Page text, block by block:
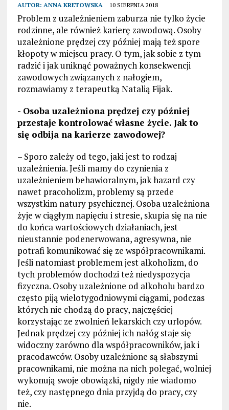
AUTOR: ANNA KRETOWSKA 10 SIERPNIA 2018
Problem z uzależnieniem zaburza nie tylko życie
rodzinne, ale również karierę zawodową. Osoby
uzależnione prędzej czy później mają też spore
kłopoty w miejscu pracy. O tym, jak sobie z tym
radzić i jak uniknąć poważnych konsekwencji
zawodowych związanych z nałogiem,
rozmawiamy z terapeutką Natalią Fijak.
- Osoba uzależniona prędzej czy później
przestaje kontrolować własne życie. Jak to
się odbija na karierze zawodowej?
– Sporo zależy od tego, jaki jest to rodzaj
uzależnienia. Jeśli mamy do czynienia z
uzależnieniem behawioralnym, jak hazard czy
nawet pracoholizm, problemy są przede
wszystkim natury psychicznej. Osoba uzależniona
żyje w ciągłym napięciu i stresie, skupia się na nie
do końca wartościowych działaniach, jest
nieustannie podenerwowana, agresywna, nie
potrafi komunikować się ze współpracownikami.
Jeśli natomiast problemem jest alkoholizm, do
tych problemów dochodzi też niedyspozycja
fizyczna. Osoby uzależnione od alkoholu bardzo
często piją wielotygodniowymi ciągami, podczas
których nie chodzą do pracy, najczęściej
korzystając ze zwolnień lekarskich czy urlopów.
Jednak prędzej czy później ich nałóg staje się
widoczny zarówno dla współpracowników, jak i
pracodawców. Osoby uzależnione są słabszymi
pracownikami, nie można na nich polegać, wolniej
wykonują swoje obowiązki, nigdy nie wiadomo
też, czy następnego dnia przyjdą do pracy, czy
nie.